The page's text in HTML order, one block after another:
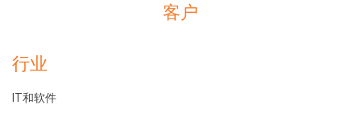
客户
行业
IT和软件